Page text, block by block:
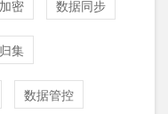
密 数据同步
集
数据管控